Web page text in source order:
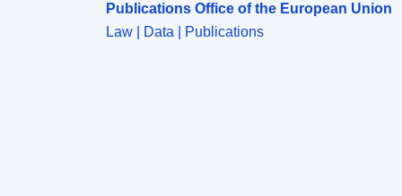
Publications Office of the European Union
Law | Data | Publications